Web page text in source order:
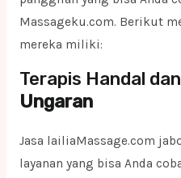
Massageku.com. Berikut
mereka miliki:
Terapis Handal
Ungaran
Jasa lailiaMassage.com
layanan yang bisa Anda